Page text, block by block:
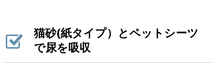
猫砂(紙タイプ）とペットシーツ
で尿を吸収